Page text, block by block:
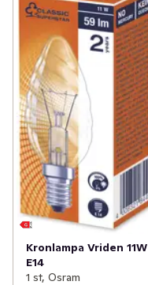
Kronlampa Vriden 11W
E14
1 st, Osram